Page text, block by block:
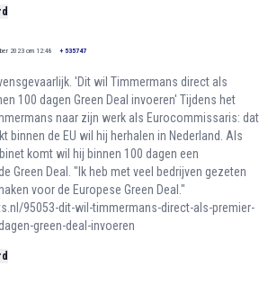
2023 om 12:48 + 535747
'Dit wil Timmermans direct als
100 dagen Green Deal invoeren' Tijdens het
naar zijn werk als Eurocommissaris: dat
binnen de EU wil hij herhalen in Nederland. Als
komt wil hij binnen 100 dagen een
Green Deal. "Ik heb met veel bedrijven gezeten
voor de Europese Green Deal."
95053-dit-wil-timmermans-direct-als-premier-
green-deal-invoeren